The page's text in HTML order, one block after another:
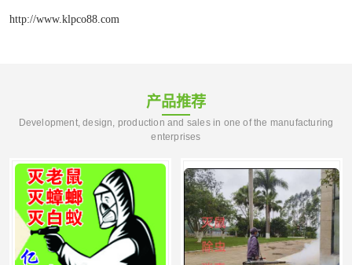
http://www.klpco88.com
产品推荐
Development, design, production and sales in one of the manufacturing
enterprises